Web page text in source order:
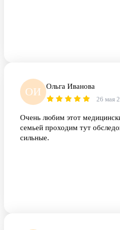
ОИ Ольга Иванова
26 мая
Очень любим этот
семьей проходим тут
сильные.